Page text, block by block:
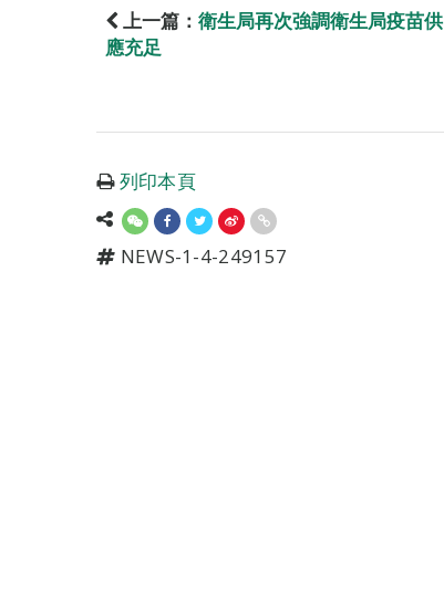
上一篇： 衛生局再次強調衛生局疫苗供
應充足
列印本頁
NEWS-1-4-249157